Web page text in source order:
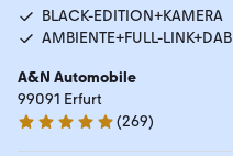
BLACK-EDITION+KAMERA
AMBIENTE+FULL-LINK+DAB
A&N Automobile
99091 Erfurt
4.9 Sterne
(269)